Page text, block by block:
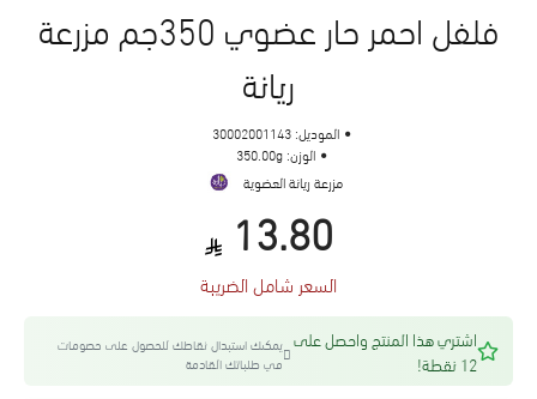
فلفل احمر حار عضوي 350جم مزرعة
ريانة
13.80
السعر شامل الضريبة
الموديل: 30002001143
الوزن: 350.00g
مزرعة ريانة العضوية
اشتري هذا المنتج واحصل على
12 نقطة!
يمكنك استبدال نقاطك للحصول على خصومات
في طلباتك القادمة